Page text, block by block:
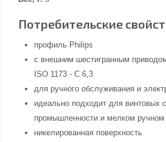
Потребительские
профиль Philips
с внешним шестигранным
ISO 1173 - C 6,3
для ручного обслуживания и
идеально подходит для винтовых
промышленности и мелком ручном
никелированная поверхность